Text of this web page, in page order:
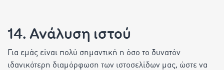
14. Ανάλυση ιστού
Για εμάς είναι πολύ σημαντική η όσο το δυνατόν
ιδανικότερη διαμόρφωση των ιστοσελίδων μας, ώστε να